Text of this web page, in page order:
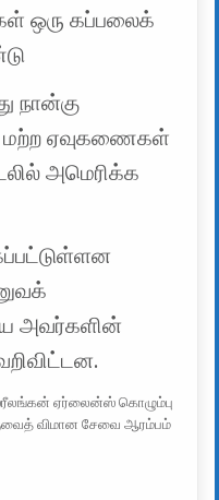
ஒரு கப்பலைக்
நான்கு
மற்ற ஏவுகணைகள்
அமெரிக்க
அவர்களின்
ஏர்லைன்ஸ் கொழும்பு
விமான சேவை ஆரம்பம்